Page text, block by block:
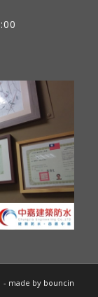
- made by bouncin